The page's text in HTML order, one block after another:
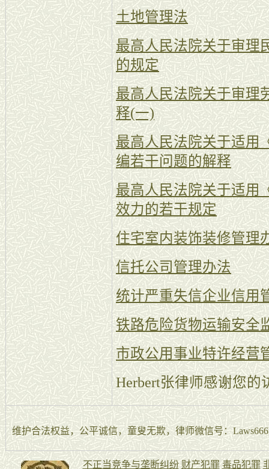
土地管理法
最高人民法院关于审理
的规定
最高人民法院关于审理
释(一)
最高人民法院关于适用
编若干问题的解释
最高人民法院关于适用
效力的若干规定
住宅室内装饰装修管理
信托公司管理办法
统计严重失信企业信用
铁路危险货物运输安全
市政公用事业特许经营
Herbert张律师感谢您的
维护合法权益，公平诚信，童叟无欺，律师微信号：